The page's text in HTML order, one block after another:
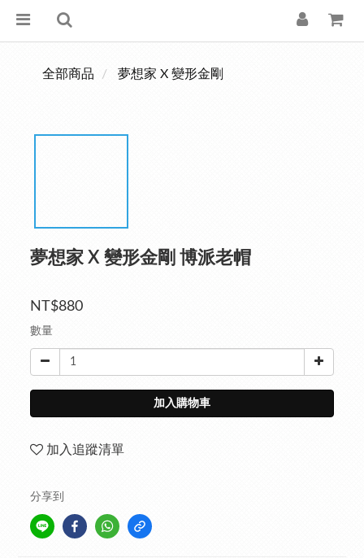
全部商品 夢想家 X 變形金剛
夢想家 X 變形金剛 博派老帽
NT$880
數量
加入購物車
加入追蹤清單
分享到